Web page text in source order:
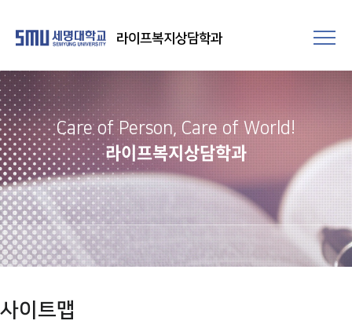
라이프복지상담학과
Care of Person, Care of World!
라이프복지상담학과
사이트맵